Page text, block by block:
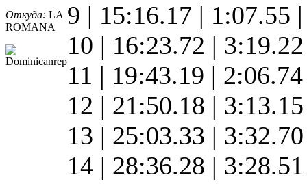
Откуда: LA
ROMANA
9 | 15:16.17 | 1:07.55
10 | 16:23.72 |
11 | 19:43.19 |
12 | 21:50.18 |
13 | 25:03.33 |
14 | 28:36.28 |